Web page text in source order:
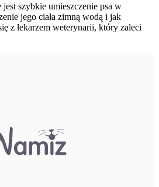
szybkie umieszczenie psa w
jego ciała zimną wodą i jak
z lekarzem weterynarii, który zaleci